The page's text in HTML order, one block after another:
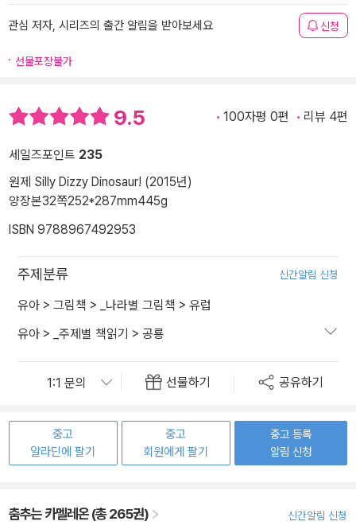
관심 저자, 시리즈의 출간 알림을 받아보세요 신청
선물포장불가
9.5 100자평 0편 리뷰 4편
세일즈포인트 235
원제 Silly Dizzy Dinosaur! (2015년)
양장본32쪽252*287mm445g
ISBN 9788967492953
주제분류 신간알림 신청
유아 > 그림책 > _나라별 그림책 > 유럽
유아 > _주제별 책읽기 > 공룡
선물하기 공유하기
중고
알라딘에 팔기
중고
회원에게 팔기
중고 등록
알림 신청
춤추는 카멜레온 (총 265권) 신간알림 신청